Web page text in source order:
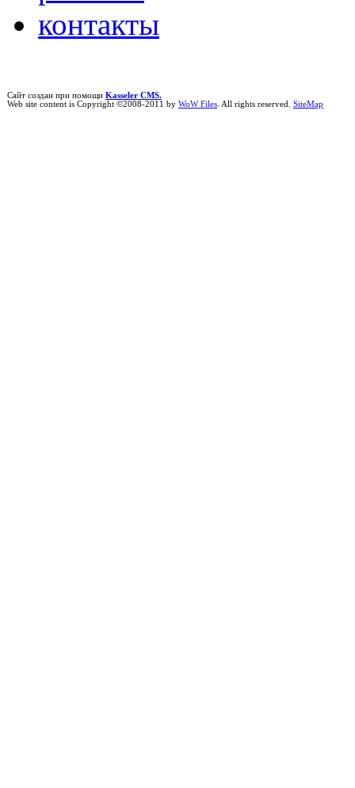
контакты
Сайт создан при помощи Kasseler CMS.
Web site content is Copyright ©2008-2011 by WoW Files . All rights reserved. SiteMap